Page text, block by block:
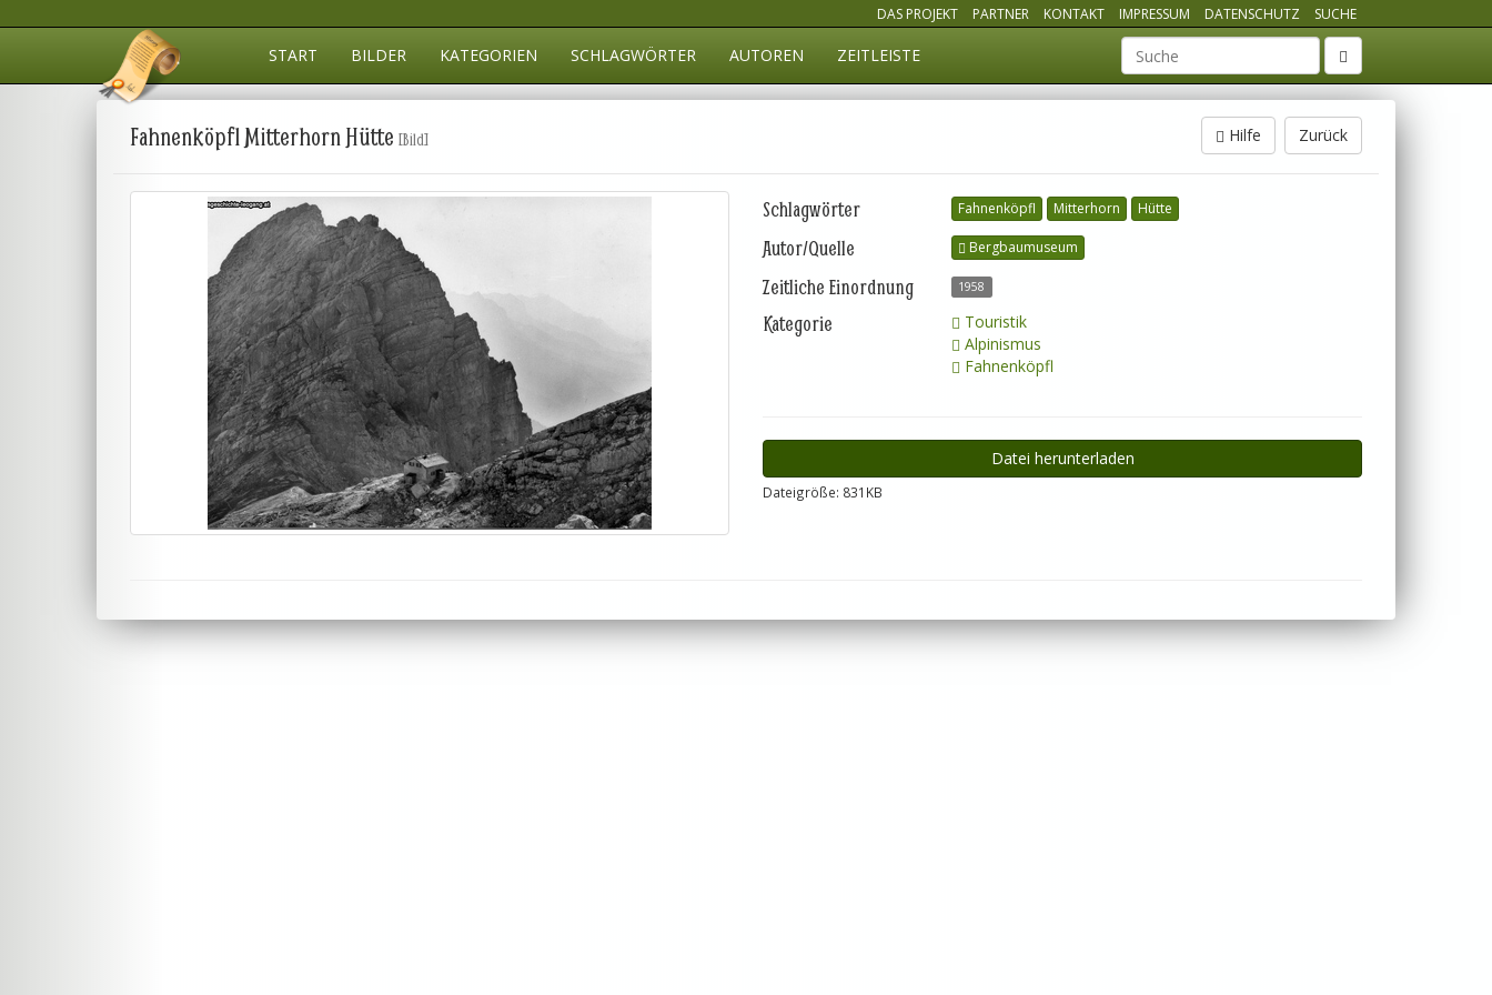
DAS PROJEKT PARTNER KONTAKT IMPRESSUM DATENSCHUTZ SUCHE
START BILDER KATEGORIEN SCHLAGWÖRTER AUTOREN ZEITLEISTE Suchbegriff
Zurück
Hilfe
Fahnenköpfl Mitterhorn Hütte [Bild]
Schlagwörter Fahnenköpfl Mitterhorn Hütte
Autor/Quelle Bergbaumuseum
Zeitliche Einordnung 1958
Kategorie
Touristik
Alpinismus
Fahnenköpfl
Datei herunterladen
Dateigröße: 831KB